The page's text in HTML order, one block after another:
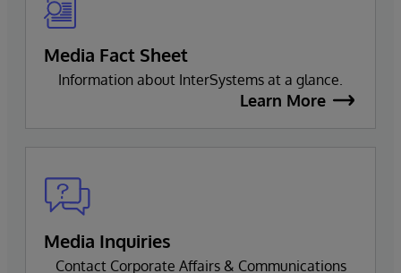
Media Fact Sheet
Information about InterSystems at a glance.
Learn More
Media Inquiries
Contact Corporate Affairs & Communications